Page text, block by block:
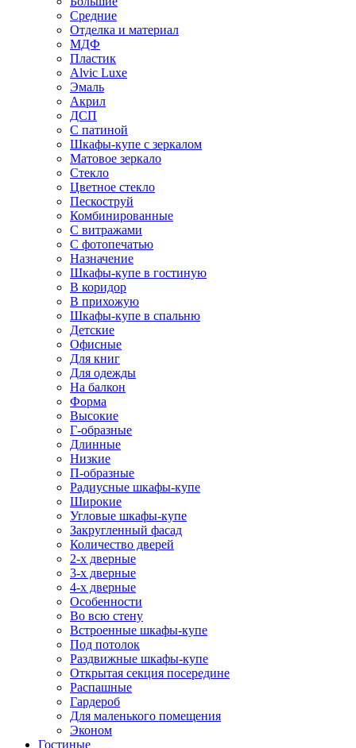
Средние
Отделка и материал
МДФ
Пластик
Alvic Luxe
Эмаль
Акрил
ДСП
С патиной
Шкафы-купе с зеркалом
Матовое зеркало
Стекло
Цветное стекло
Пескоструй
Комбинированные
С витражами
С фотопечатью
Назначение
Шкафы-купе в гостиную
В коридор
В прихожую
Шкафы-купе в спальню
Детские
Офисные
Для книг
Для одежды
На балкон
Форма
Высокие
Г-образные
Длинные
Низкие
П-образные
Радиусные шкафы-купе
Широкие
Угловые шкафы-купе
Закругленный фасад
Количество дверей
2-х дверные
3-х дверные
4-х дверные
Особенности
Во всю стену
Встроенные шкафы-купе
Под потолок
Раздвижные шкафы-купе
Открытая секция посередине
Распашные
Гардероб
Для маленького помещения
Эконом
Гостиные